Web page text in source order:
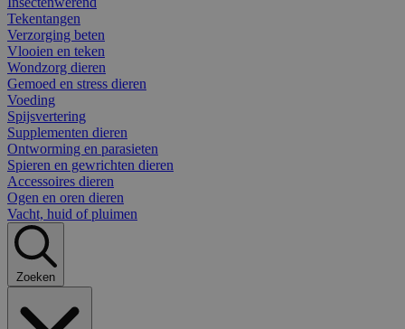
Tekentangen
Verzorging beten
Vlooien en teken
Wondzorg dieren
Gemoed en stress dieren
Voeding
Spijsvertering
Supplementen dieren
Ontworming en parasieten
Spieren en gewrichten dieren
Accessoires dieren
Ogen en oren dieren
Vacht, huid of pluimen
Zoeken